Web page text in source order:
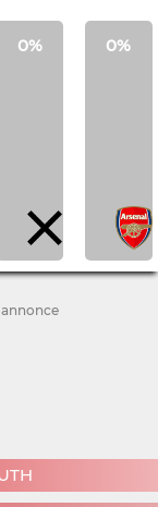
0% 0%
annonce